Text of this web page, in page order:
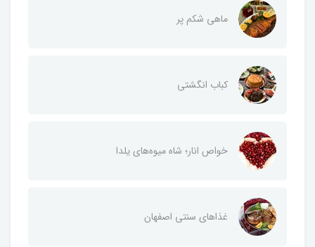
ماهی شکم پر
کباب انگشتی
خواص انار؛ شاه میوه‌های یلدا
غذاهای سنتی اصفهان